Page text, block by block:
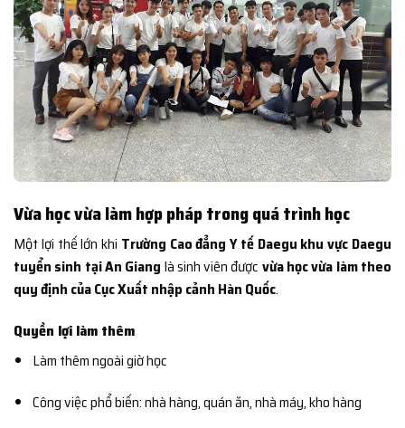
Vừa học vừa làm hợp pháp trong quá trình học
Một lợi thế lớn khi Trường Cao đẳng Y tế Daegu khu vực Daegu
tuyển sinh tại An Giang là sinh viên được vừa học vừa làm theo
quy định của Cục Xuất nhập cảnh Hàn Quốc.
Quyền lợi làm thêm
Làm thêm ngoài giờ học
Công việc phổ biến: nhà hàng, quán ăn, nhà máy, kho hàng